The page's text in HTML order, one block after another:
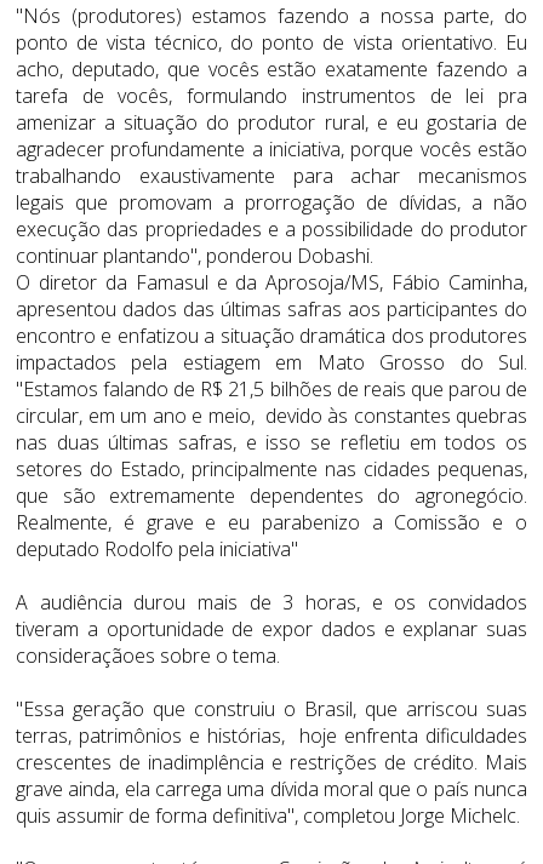
"Nós (produtores) estamos fazendo a nossa parte, do
ponto de vista técnico, do ponto de vista orientativo. Eu
acho, deputado, que vocês estão exatamente fazendo a
tarefa de vocês, formulando instrumentos de lei pra
amenizar a situação do produtor rural, e eu gostaria de
agradecer profundamente a iniciativa, porque vocês estão
trabalhando exaustivamente para achar mecanismos
legais que promovam a prorrogação de dívidas, a não
execução das propriedades e a possibilidade do produtor
continuar plantando", ponderou Dobashi.
O diretor da Famasul e da Aprosoja/MS, Fábio Caminha,
apresentou dados das últimas safras aos participantes do
encontro e enfatizou a situação dramática dos produtores
impactados pela estiagem em Mato Grosso do Sul.
"Estamos falando de R$ 21,5 bilhões de reais que parou de
circular, em um ano e meio, devido às constantes quebras
nas duas últimas safras, e isso se refletiu em todos os
setores do Estado, principalmente nas cidades pequenas,
que são extremamente dependentes do agronegócio.
Realmente, é grave e eu parabenizo a Comissão e o
deputado Rodolfo pela iniciativa"
A audiência durou mais de 3 horas, e os convidados
tiveram a oportunidade de expor dados e explanar suas
consideraçãoes sobre o tema.
"Essa geração que construiu o Brasil, que arriscou suas
terras, patrimônios e histórias, hoje enfrenta dificuldades
crescentes de inadimplência e restrições de crédito. Mais
grave ainda, ela carrega uma dívida moral que o país nunca
quis assumir de forma definitiva", completou Jorge Michelc.